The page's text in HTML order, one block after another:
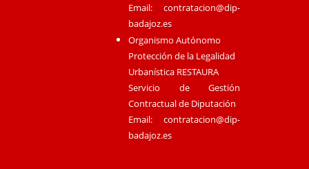
Email:contratacion@dip-
badajoz.es
Organismo Autónomo
Protección de la Legalidad
Urbanística RESTAURA
Servicio de Gestión
Contractual de Diputación
Email:contratacion@dip-
badajoz.es